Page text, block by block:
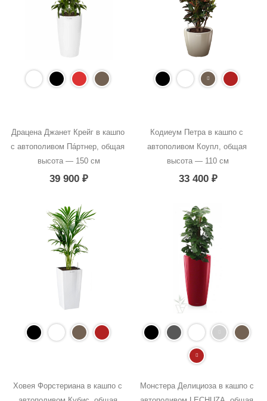
Драцена Джанет Крейг в кашпо
с автополивом Пáртнер, общая
высота — 150 см
39 900₽
Кодиеум Петра в кашпо с
автополивом Коупл, общая
высота — 110 см
33 400 ₽
Ховея Форстериана в кашпо с
Монстера Делициоза в кашпо с